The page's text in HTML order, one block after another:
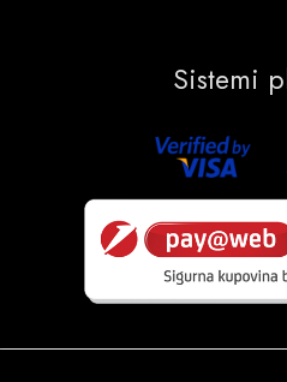
Sistemi